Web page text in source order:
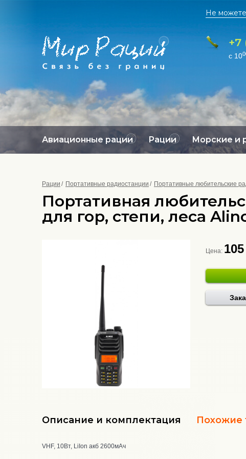
Не
+7
с 10
Авиационные рации Рации Морские и
Рации Портативные радиостанции Портативные любительские
Портативная
для гор, степи, леса
Цена:
Описание и комплектация Похожие
VHF, 10Вт, LiIon акб 2600мАч